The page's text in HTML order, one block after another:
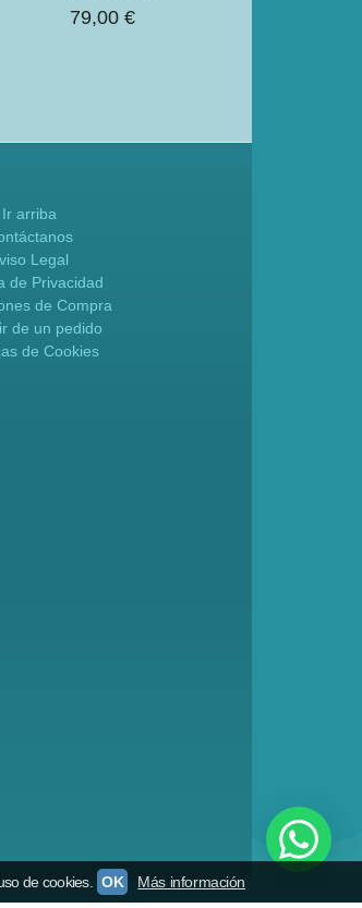
79,00 €
Ir arriba
Legal
de Privacidad
de Compra
de un pedido
de Cookies
de cookies. OK Más información